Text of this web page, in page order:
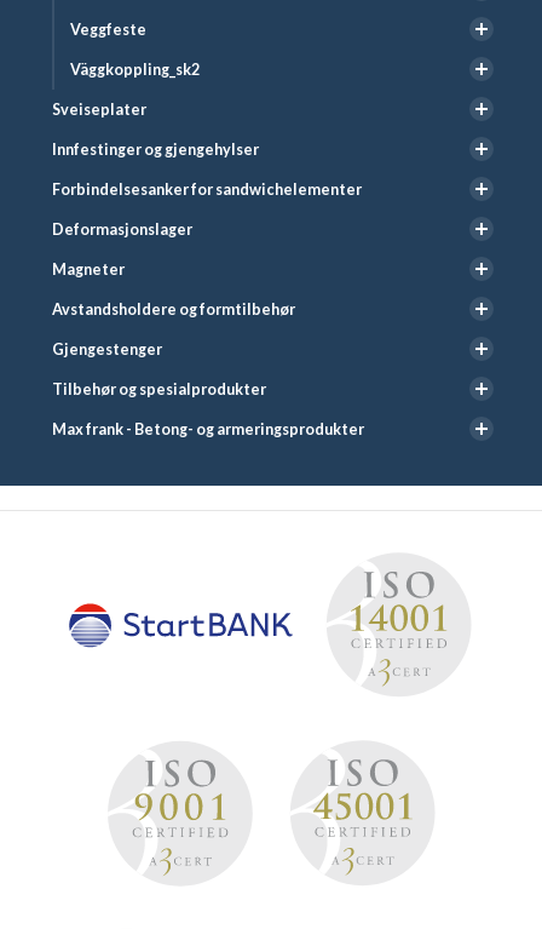
Veggfeste
Väggkoppling_sk2
Sveiseplater
Innfestinger og gjengehylser
Forbindelsesanker for sandwichelementer
Deformasjonslager
Magneter
Avstandsholdere og formtilbehør
Gjengestenger
Tilbehør og spesialprodukter
Max frank - Betong- og armeringsprodukter